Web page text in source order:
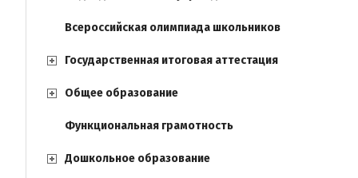
Всероссийская олимпиада школьников
Государственная итоговая аттестация
Общее образование
Функциональная грамотность
Дошкольное образование